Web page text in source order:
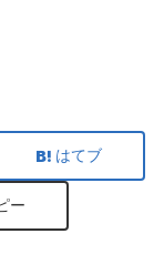
はてブ
ー